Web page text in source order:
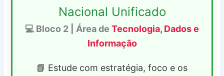
Nacional Unificado
💻 Bloco 2 | Área de Tecnologia, Dados e
Informação
📘 Estude com estratégia, foco e os